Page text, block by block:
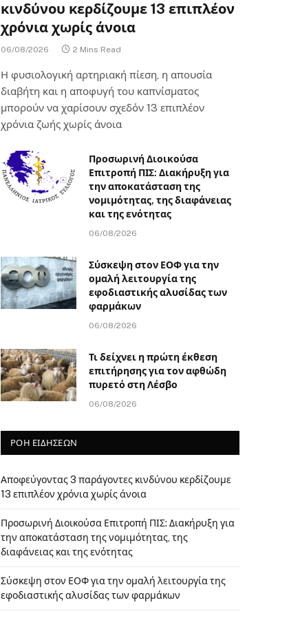
κινδύνου κερδίζουμε 13 επιπλέον
χρόνια χωρίς άνοια
06/08/2026 2 Mins Read
Η φυσιολογική αρτηριακή πίεση, η απουσία
διαβήτη και η αποφυγή του καπνίσματος
μπορούν να χαρίσουν σχεδόν 13 επιπλέον
χρόνια ζωής χωρίς άνοια
Προσωρινή Διοικούσα
Επιτροπή ΠΙΣ: Διακήρυξη για
την αποκατάσταση της
νομιμότητας, της διαφάνειας
και της ενότητας
06/08/2026
Σύσκεψη στον ΕΟΦ για την
ομαλή λειτουργία της
εφοδιαστικής αλυσίδας των
φαρμάκων
06/08/2026
Τι δείχνει η πρώτη έκθεση
επιτήρησης για τον αφθώδη
πυρετό στη Λέσβο
06/08/2026
ΡΟΗ ΕΙΔΗΣΕΩΝ
Αποφεύγοντας 3 παράγοντες κινδύνου κερδίζουμε
13 επιπλέον χρόνια χωρίς άνοια
Προσωρινή Διοικούσα Επιτροπή ΠΙΣ: Διακήρυξη για
την αποκατάσταση της νομιμότητας, της
διαφάνειας και της ενότητας
Σύσκεψη στον ΕΟΦ για την ομαλή λειτουργία της
εφοδιαστικής αλυσίδας των φαρμάκων